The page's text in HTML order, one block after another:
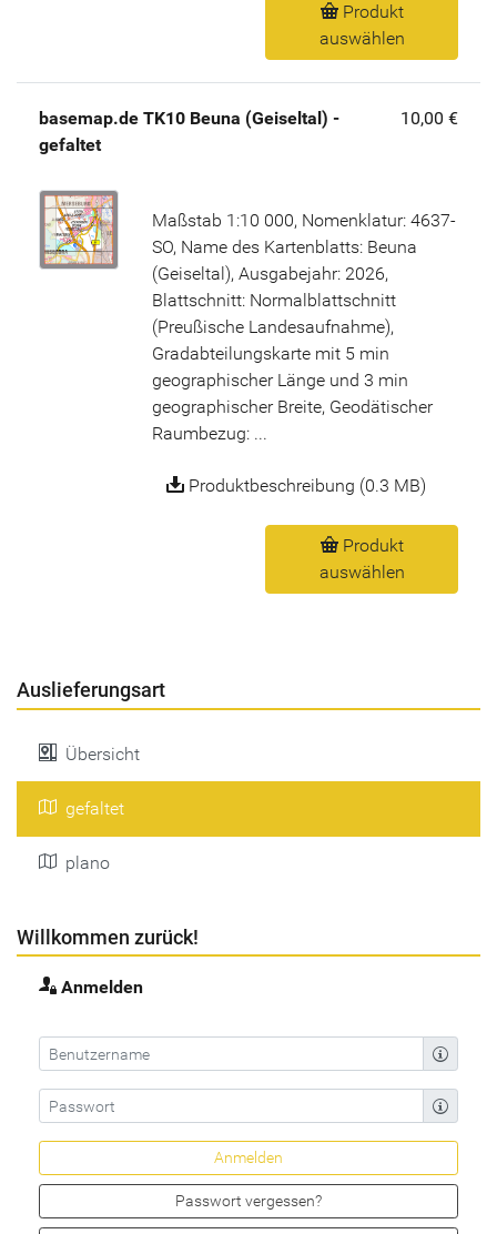
Produkt
auswählen
basemap.de TK10 Beuna (Geiseltal) -
gefaltet
10,00 €
Maßstab 1:10 000, Nomenklatur: 4637-
SO, Name des Kartenblatts: Beuna
(Geiseltal), Ausgabejahr: 2026,
Blattschnitt: Normalblattschnitt
(Preußische Landesaufnahme),
Gradabteilungskarte mit 5 min
geographischer Länge und 3 min
geographischer Breite, Geodätischer
Raumbezug: ...
Produktbeschreibung (0.3 MB)
Produkt
auswählen
Auslieferungsart
Übersicht
gefaltet
plano
Willkommen zurück!
Anmelden
Passwort vergessen?